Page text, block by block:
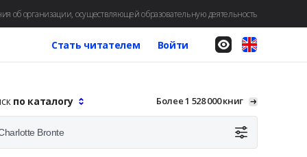
об организации, осуществляющей образовательную деятельность
Стать читателем Войти
по каталогу Более 1 528 000 книг